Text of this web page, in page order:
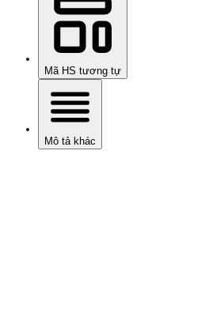
Mã HS tương tự
Mô tả khác